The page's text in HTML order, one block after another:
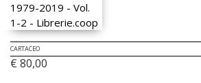
CARTACEO
€ 80,00